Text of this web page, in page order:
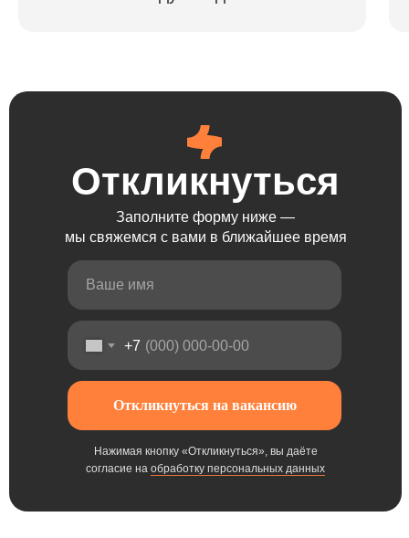
Откликнуться
Заполните форму ниже —
мы свяжемся с вами в ближайшее время
+7
Откликнуться на вакансию
Нажимая кнопку «Откликнуться», вы даёте
согласие на обработку персональных данных